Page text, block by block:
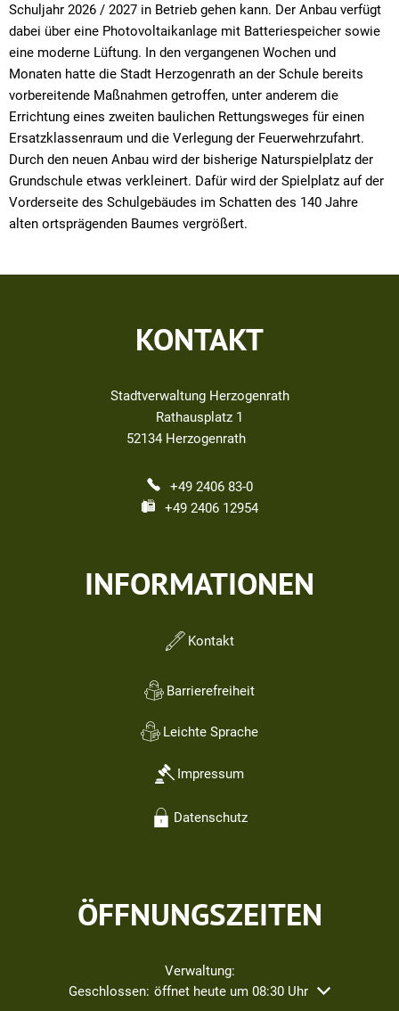
Schuljahr 2026 / 2027 in Betrieb gehen kann. Der Anbau verfügt
dabei über eine Photovoltaikanlage mit Batteriespeicher sowie
eine moderne Lüftung. In den vergangenen Wochen und
Monaten hatte die Stadt Herzogenrath an der Schule bereits
vorbereitende Maßnahmen getroffen, unter anderem die
Errichtung eines zweiten baulichen Rettungsweges für einen
Ersatzklassenraum und die Verlegung der Feuerwehrzufahrt.
Durch den neuen Anbau wird der bisherige Naturspielplatz der
Grundschule etwas verkleinert. Dafür wird der Spielplatz auf der
Vorderseite des Schulgebäudes im Schatten des 140 Jahre
alten ortsprägenden Baumes vergrößert.
KONTAKT
Stadtverwaltung Herzogenrath
Rathausplatz 1
52134 Herzogenrath
+49 2406 83-0
+49 2406 12954
INFORMATIONEN
Kontakt
Barrierefreiheit
Leichte Sprache
Impressum
Datenschutz
ÖFFNUNGSZEITEN
Verwaltung:
Klicken, um weitere Öffnungs- oder Schließzeiten
Geschlossen: öffnet heute um 08:30 Uhr